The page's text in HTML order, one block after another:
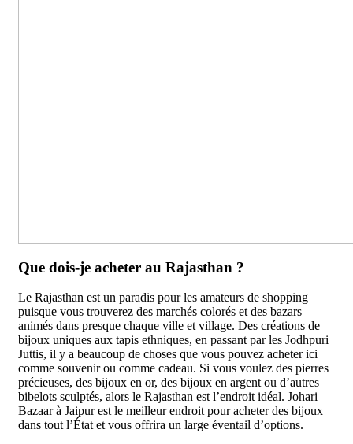
Que dois-je acheter au Rajasthan ?
Le Rajasthan est un paradis pour les amateurs de shopping
puisque vous trouverez des marchés colorés et des bazars
animés dans presque chaque ville et village. Des créations de
bijoux uniques aux tapis ethniques, en passant par les Jodhpuri
Juttis, il y a beaucoup de choses que vous pouvez acheter ici
comme souvenir ou comme cadeau. Si vous voulez des pierres
précieuses, des bijoux en or, des bijoux en argent ou d’autres
bibelots sculptés, alors le Rajasthan est l’endroit idéal. Johari
Bazaar à Jaipur est le meilleur endroit pour acheter des bijoux
dans tout l’État et vous offrira un large éventail d’options.